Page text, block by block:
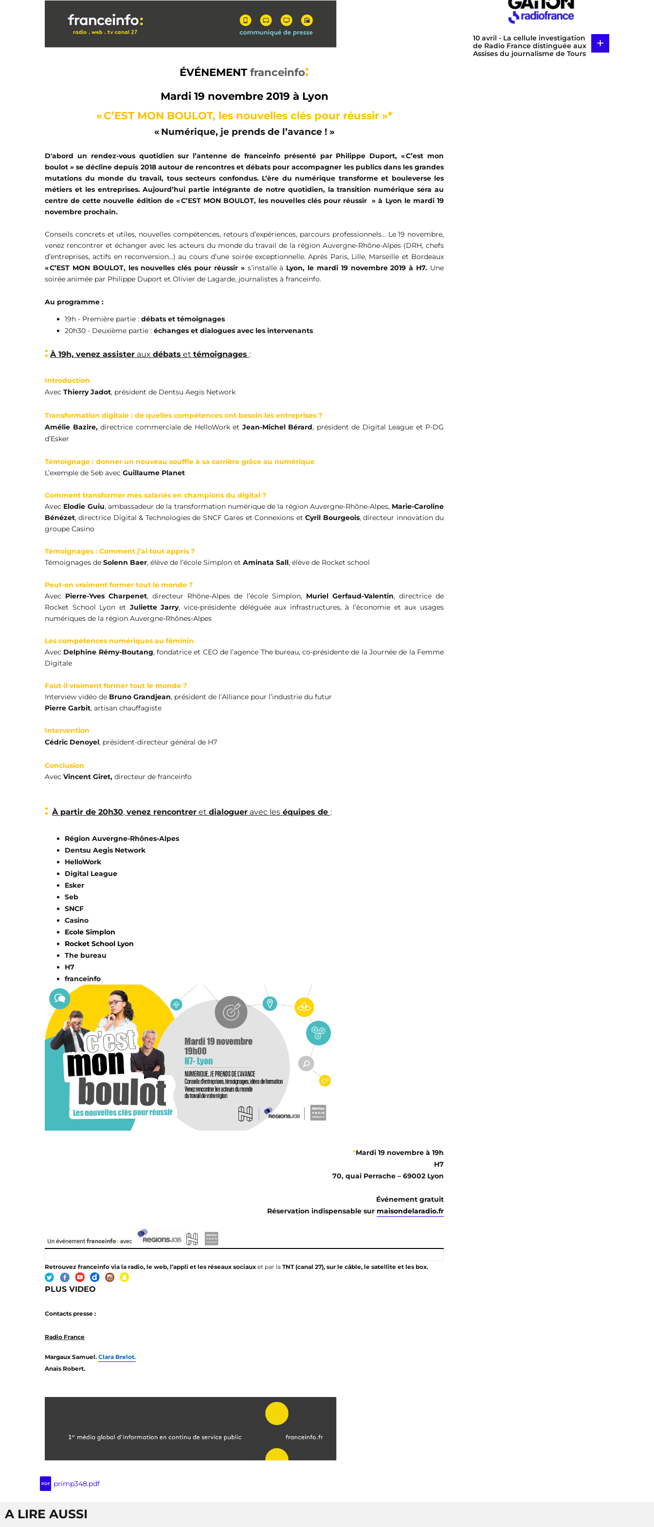
ÉVÉNEMENTfranceinfo:
Mardi 19 novembre 2019 à Lyon
« C’EST MON BOULOT, les nouvelles clés pour réussir »*
« Numérique, je prends de l’avance ! »
D'abord un rendez-vous quotidien sur l’antenne de franceinfo présenté par Philippe Duport, « C’est mon
boulot » se décline depuis 2018 autour de rencontres et débats pour accompagner les publics dans les grandes
mutations du monde du travail, tous secteurs confondus. L’ère du numérique transforme et bouleverse les
métiers et les entreprises. Aujourd’hui partie intégrante de notre quotidien, la transition numérique sera au
centre de cette nouvelle édition de « C’EST MON BOULOT, les nouvelles clés pour réussir » à Lyon le mardi 19
novembre prochain.
Conseils concrets et utiles, nouvelles compétences, retours d’expériences, parcours professionnels… Le 19 novembre,
venez rencontrer et échanger avec les acteurs du monde du travail de la région Auvergne-Rhône-Alpes (DRH, chefs
d’entreprises, actifs en reconversion…) au cours d’une soirée exceptionnelle.Après Paris, Lille, Marseille et Bordeaux
« C’EST MON BOULOT, les nouvelles clés pour réussir » s’installe à Lyon, le mardi 19 novembre 2019 à H7. Une
soirée animée par Philippe Duport et Olivier de Lagarde, journalistes à franceinfo.
Au programme :
19h - Première partie : débats et témoignages
20h30 - Deuxième partie : échanges et dialogues avec les intervenants
: À 19h, venez assister aux débats et témoignages :
Introduction
Avec Thierry Jadot, président de Dentsu Aegis Network
Transformation digitale : de quelles compétences ont besoin les entreprises ?
Amélie Bazire, directrice commerciale de HelloWork et Jean-Michel Bérard, président de Digital League et P-DG
d’Esker
Témoignage : donner un nouveau souffle à sa carrière grâce au numérique
L’exemple de Seb avec Guillaume Planet
Comment transformer mes salariés en champions du digital ?
Avec Elodie Guiu, ambassadeur de la transformation numérique de la région Auvergne-Rhône-Alpes, Marie-Caroline
Bénézet, directrice Digital & Technologies de SNCF Gares et Connexions etCyril Bourgeois, directeur innovation du
groupe Casino
Témoignages : Comment j’ai tout appris ?
Témoignages de Solenn Baer, élève de l’école Simplon et Aminata Sall, élève de Rocket school
Peut-on vraiment former tout le monde ?
Avec Pierre-Yves Charpenet, directeur Rhône-Alpes de l’école Simplon, Muriel Gerfaud-Valentin, directrice de
Rocket School Lyon et Juliette Jarry, vice-présidente déléguée aux infrastructures, à l’économie et aux usages
numériques de la région Auvergne-Rhônes-Alpes
Les compétences numériques au féminin
Avec Delphine Rémy-Boutang, fondatrice et CEO de l’agence The bureau, co-présidente de la Journée de la Femme
Digitale
Faut-il vraiment former tout le monde ?
Interview vidéo de Bruno Grandjean, président de l’Alliance pour l’industrie du futur
Pierre Garbit, artisan chauffagiste
Intervention
Cédric Denoyel, président-directeur général de H7
Conclusion
Avec Vincent Giret, directeur de franceinfo
: À partir de 20h30, venez rencontrer et dialoguer avec les équipes de :
Région Auvergne-Rhônes-Alpes
Dentsu Aegis Network
HelloWork
Digital League
Esker
Seb
SNCF
Casino
Ecole Simplon
Rocket School Lyon
The bureau
H7
franceinfo
*Mardi 19 novembre à 19h
H7
70, quai Perrache – 69002 Lyon
Événement gratuit
Réservation indispensable sur maisondelaradio.fr
Retrouvez franceinfo via la radio, le web, l’appli et les réseaux sociaux et par la TNT (canal 27), sur le câble, le satellite et les box.
PLUS VIDEO
Contacts presse :
Radio France
Margaux Samuel. Clara Brelot.
Anaïs Robert.
PDF primp348.pdf
10 avril - La cellule investigation
de Radio France distinguée aux
Assises du journalisme de Tours
+
A LIRE AUSSI